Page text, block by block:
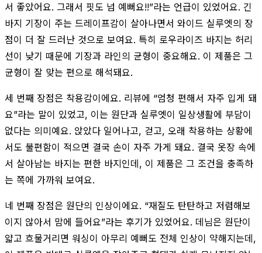
서 좋았어요. 그래서 핏도 넘 예뻐요!!”라는 언급이 있었어요. 긴
바지 기장이 주는 드레이프감이 살아나면서 와이드 실루엣의 장
점이 더 잘 드러난 것으로 보여요. 특히 로우라이즈 바지는 허리
선이 낮기 때문에 기장과 라인의 균형이 중요해요. 이 제품은 그
균형이 잘 맞는 편으로 해석돼요.
세 번째 장점은 착용감이에요. 리뷰에 “엄청 편해서 자주 입게 돼
요”라는 말이 있었고, 이는 원단과 실루엣이 일상생활에 부담이
없다는 의미예요. 앉았다 일어나고, 걷고, 오래 착용하는 상황에
서도 불편함이 적으면 결국 손이 자주 가게 돼요. 결국 옷장 속에
서 살아남는 바지는 편한 바지인데, 이 제품은 그 조건을 충족하
는 쪽에 가까워 보여요.
네 번째 장점은 원단의 인상이에요. “재질도 탄탄하고 저렴해보
이지 않아서 맘에 들어요”라는 후기가 있었어요. 데님은 원단이
얇고 흐물거리면 워싱이 아무리 예뻐도 전체 인상이 약해지는데,